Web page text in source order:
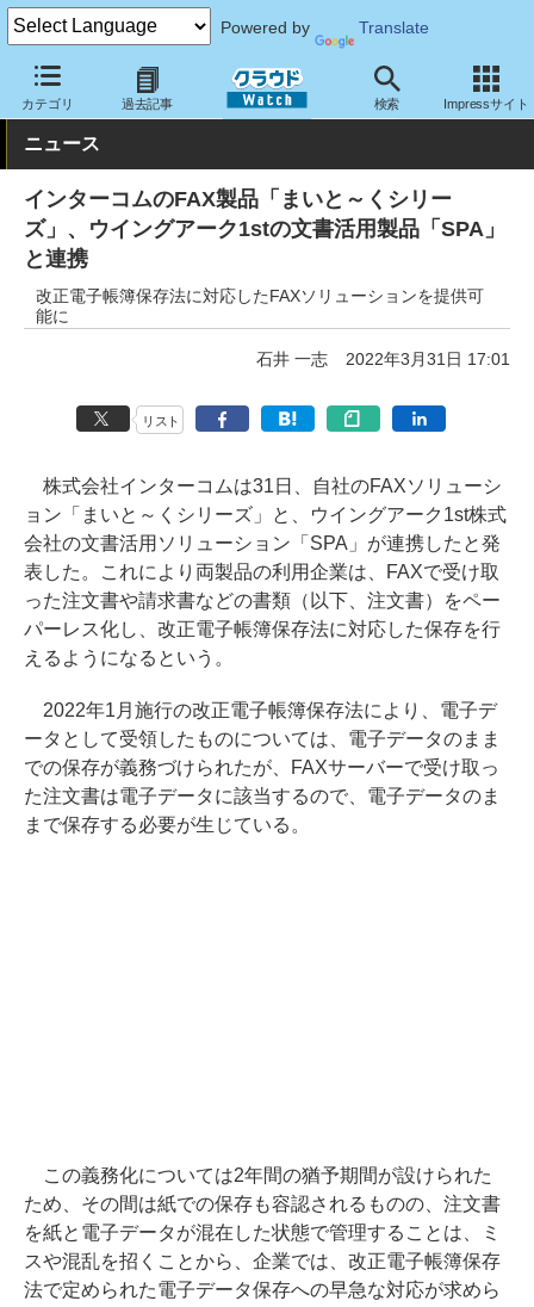
Powered by Translate
カテゴリ 過去記事 検索 Impressサイト
クラウド Watch トピック 協業・提携 国内
ニュース
インターコムのFAX製品「まいと～くシリー
ズ」、ウイングアーク1stの文書活用製品「SPA」
と連携
改正電子帳簿保存法に対応したFAXソリューションを提供可
能に
石井 一志 2022年3月31日 17:01
リスト
株式会社インターコムは31日、自社のFAXソリューシ
ョン「まいと～くシリーズ」と、ウイングアーク1st株式
会社の文書活用ソリューション「SPA」が連携したと発
表した。これにより両製品の利用企業は、FAXで受け取
った注文書や請求書などの書類（以下、注文書）をペー
パーレス化し、改正電子帳簿保存法に対応した保存を行
えるようになるという。
2022年1月施行の改正電子帳簿保存法により、電子デ
ータとして受領したものについては、電子データのまま
での保存が義務づけられたが、FAXサーバーで受け取っ
た注文書は電子データに該当するので、電子データのま
まで保存する必要が生じている。
この義務化については2年間の猶予期間が設けられた
ため、その間は紙での保存も容認されるものの、注文書
を紙と電子データが混在した状態で管理することは、ミ
スや混乱を招くことから、企業では、改正電子帳簿保存
法で定められた電子データ保存への早急な対応が求めら